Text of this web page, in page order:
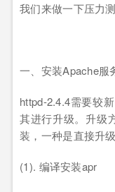
我们来做一下压力测
一、安装Apache服
httpd-2.4.4需要较
其进行升级。升级
装，一种是直接升级
(1). 编译安装apr